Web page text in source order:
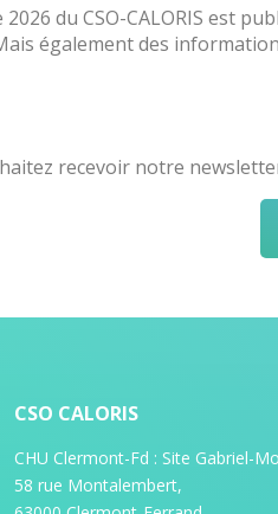
du CSO-CALORIS est
également des
recevoir notre
CSO CALORIS
CHU Clermont-Fd : Site Gabriel-
58 rue Montalembert,